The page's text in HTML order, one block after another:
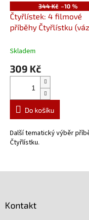
344 Kč –10 %
Čtyřlístek: 4 filmové
příběhy Čtyřlístku
Skladem
309 Kč
Do košíku
Další tematický výběr
Čtyřlístku.
Kontakt